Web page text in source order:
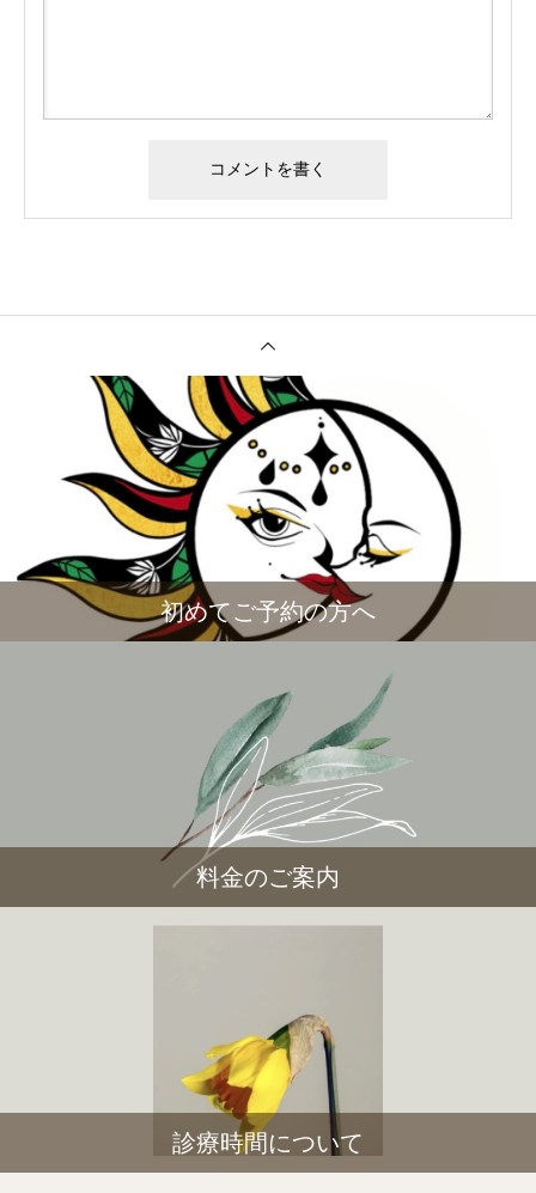
初めてご予約の方へ
料金のご案内
診療時間について